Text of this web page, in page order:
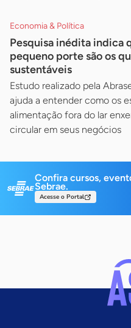
Economia & Política
Pesquisa inédita indica
pequeno porte são os
sustentáveis
Estudo realizado pela
ajuda a entender como os
alimentação fora do lar
circular em seus negócios
Confira cursos,
Sebrae.
Acesse o Portal